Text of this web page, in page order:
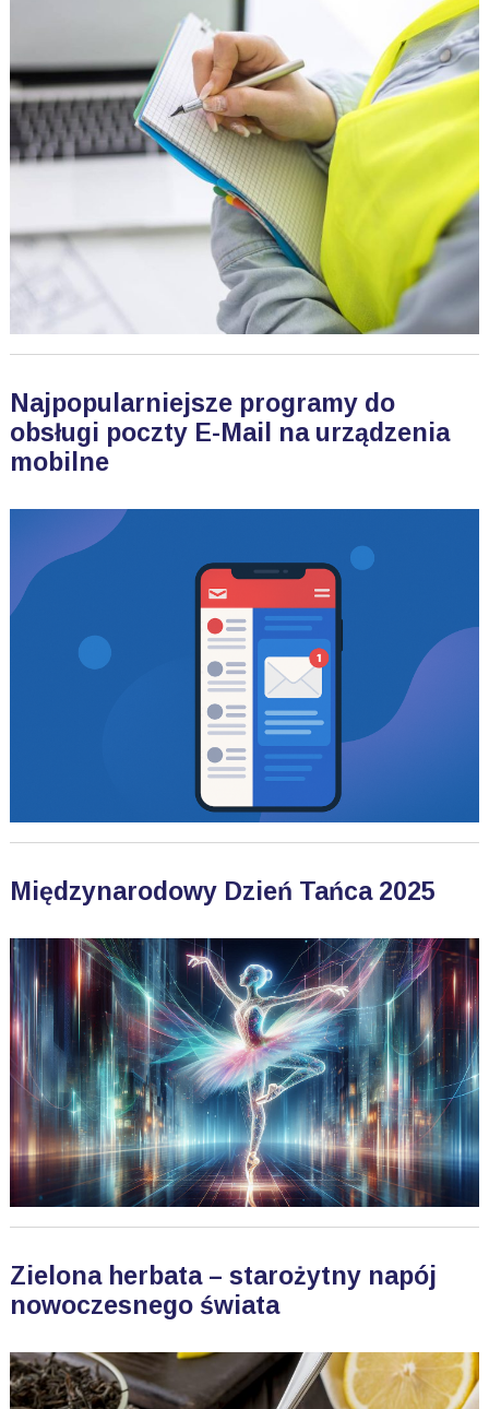
Najpopularniejsze programy do
obsługi poczty E-Mail na urządzenia
mobilne
Międzynarodowy Dzień Tańca 2025
Zielona herbata – starożytny napój
nowoczesnego świata